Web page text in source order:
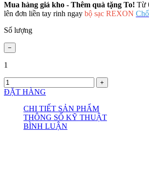
Mua hàng giá kho - Thêm quà tặng To! Từ
lên đơn liền tay rinh ngay bộ sạc REXON
Số lượng
1
ĐẶT HÀNG
CHI TIẾT SẢN PHẨM
THÔNG SỐ KỸ THUẬT
BÌNH LUẬN